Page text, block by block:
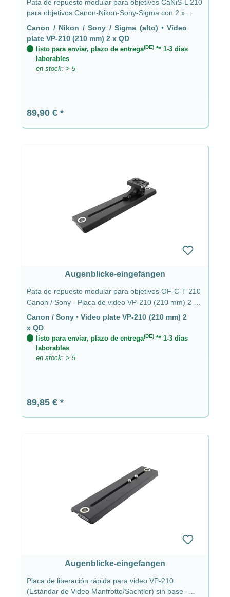
Pata de repuesto modular para objetivos CaNiS-L 210
para objetivos Canon-Nikon-Sony-Sigma con 2 x
receptáculo QD (estándar de video
Manfrotto/Sachtler) CaNiS-L (alto) - Placa de video
VP-210 (210 mm) 2 x QD
Canon / Nikon / Sony / Sigma (alto) • Video
plate VP-210 (210 mm) 2 x QD
listo para enviar, plazo de entrega(DE)** 1-3 dias
laborables
en stock: > 5
Precio normal:
89,90 €
Augenblicke-eingefangen
Pata de repuesto modular para objetivos OF-C-T 210
Canon / Sony - Placa de video VP-210 (210 mm) 2 x
QD
Canon / Sony • Video plate VP-210 (210 mm) 2
x QD
listo para enviar, plazo de entrega(DE)** 1-3 dias
laborables
en stock: > 5
Precio normal:
89,85 €
Augenblicke-eingefangen
Placa de liberación rápida para video VP-210
(Estándar de Video Manfrotto/Sachtler) sin base -